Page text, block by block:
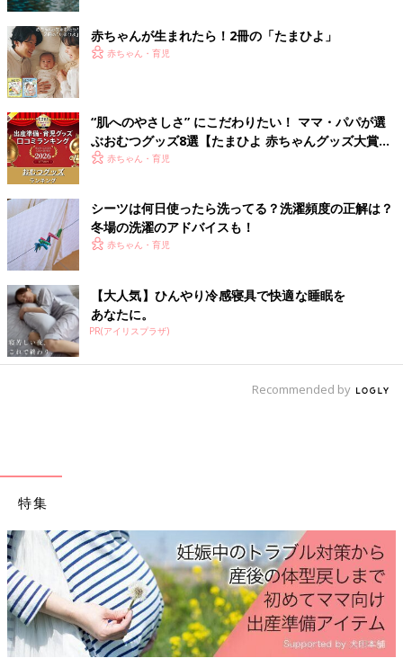
ペットボトルの水をシャワーのように使い、上半身、下半身、手
先、足先と流しましょう。ペットシーツは吸水性がいいので、余
計な水を吸ってくれます。
ペットシーツ＆レジ袋でできちゃう、赤ちゃんの紙
おむつ
おむつ替えができないと、不衛生なのはもちろん、赤ちゃんのグ
ズグズの原因にもなります。親としても、そんな状況は心苦しい
ですよね。おむつの在庫がなくなってしまったときや支援物資が
届かないときに使える、赤ちゃん用おむつの代用アイデアです。
【用意するもの】
・大き目のレジ袋…１枚
赤ちゃんが生まれたら！2冊の「たまひよ」
赤ちゃん・育児
“肌へのやさしさ” にこだわりたい！ ママ・パパが選
ぶおむつグッズ8選【たまひよ 赤ちゃんグッズ大賞
2026】
赤ちゃん・育児
シーツは何日使ったら洗ってる？洗濯頻度の正解は？
冬場の洗濯のアドバイスも！
赤ちゃん・育児
【大人気】ひんやり冷感寝具で快適な睡眠を
あなたに。
PR(アイリスプラザ)
Recommended by
特集